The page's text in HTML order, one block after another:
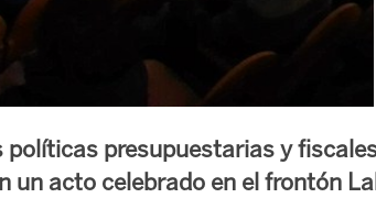
políticas presupuestarias y
un acto celebrado en el frontón